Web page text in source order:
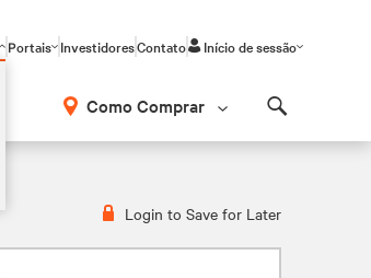
Portais InvestidoresContato Início de sessão
Como Comprar
Login to Save for Later